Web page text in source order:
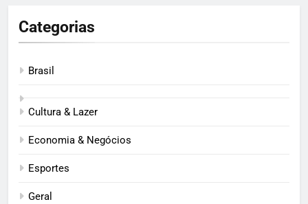
Categorias
Brasil
Cultura & Lazer
Economia & Negócios
Esportes
Geral